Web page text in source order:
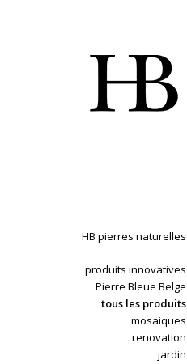
HB pierres naturelles
produits innovatives
Pierre Bleue Belge
tous les produits
mosaiques
renovation
jardin